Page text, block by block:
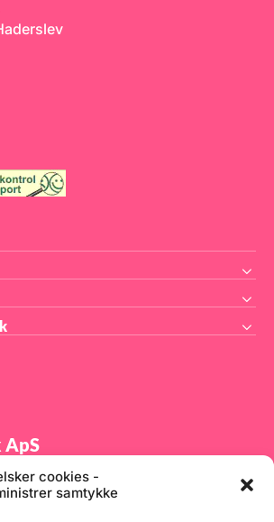
cookies -
samtykke
ApS
nyhedsbrev og modtag gode tilbud
produktnyheder direkte i din